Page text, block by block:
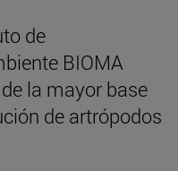
de
BIOMA
la mayor base
de artrópodos